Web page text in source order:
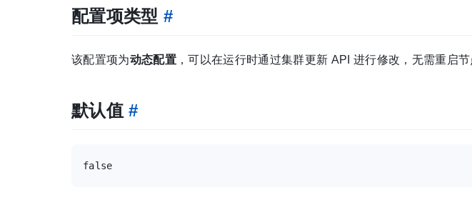
配置项类型 #
该配置项为动态配置，可以在运行时通过集群更新 API 进行修改，无需重启节
默认值#